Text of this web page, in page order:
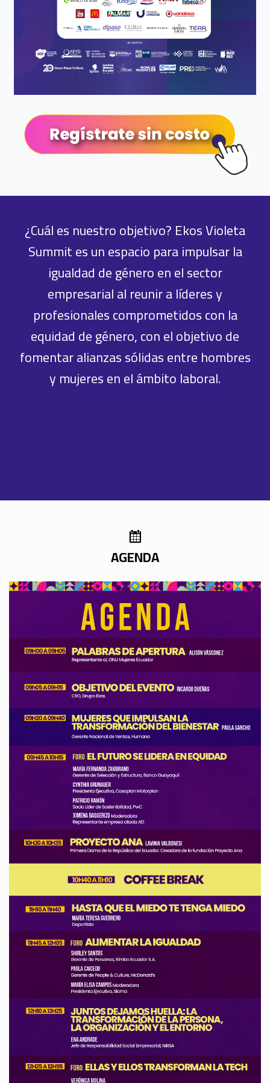
¿Cuál es nuestro objetivo? Ekos Violeta
Summit es un espacio para impulsar la
igualdad de género en el sector
empresarial al reunir a líderes y
profesionales comprometidos con la
equidad de género, con el objetivo de
fomentar alianzas sólidas entre hombres
y mujeres en el ámbito laboral.
AGENDA